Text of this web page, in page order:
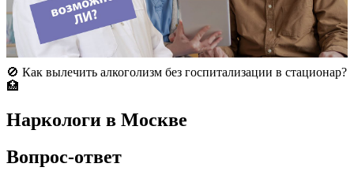
🚫 Как вылечить алкоголизм без госпитализации в стационар?
🏥
Наркологи в Москве
Вопрос-ответ